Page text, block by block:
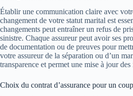
Établir une communication claire avec
changement de votre statut marital est
changements peut entraîner un refus de
sinistre. Chaque assureur peut avoir ses
de documentation ou de preuves pour
votre assureur de la séparation ou d’un
transparence et permet une mise à jour
Choix du contrat d’assurance pour un